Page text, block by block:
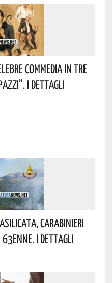
Commedia In Tre
I Dettagli
Carabinieri
I Dettagli